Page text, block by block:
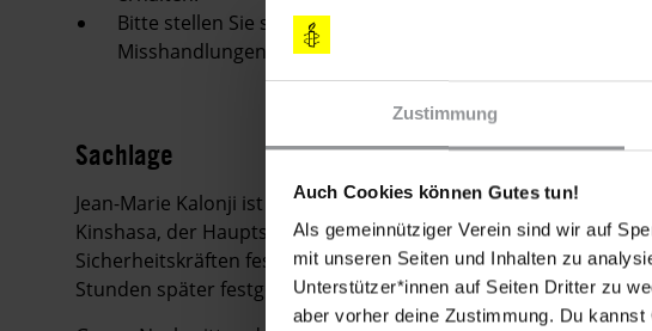
Zustimmung
Auch Cookies können Gutes tun!
Als gemeinnütziger Verein sind wir auf
mit unseren Seiten und Inhalten zu
Unterstützer*innen auf Seiten Dritter zu
aber vorher deine Zustimmung. Du
Bitte stellen Sie sicher, dass Jean-Marie Kalonji und Sylva
Misshandlungen werden.
Sachlage
Jean-Marie Kalonji ist Aktivist der Jugendorganisation
Kinshasa, der Hauptstadt der Demokratischen Republik Kongo
Sicherheitskräften festgenommen. Sein Kollege und
Stunden später festgenommen, als er Jean-Marie Kalonji an